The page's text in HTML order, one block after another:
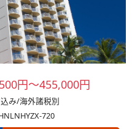
円～455,000円
み/海外諸税別
720